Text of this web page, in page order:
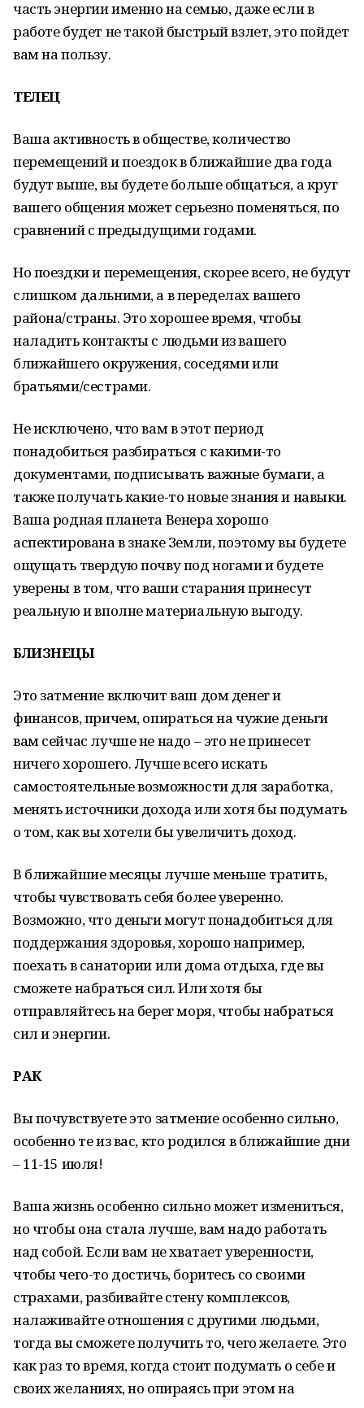
часть энергии именно на семью, даже если в
работе будет не такой быстрый взлет, это пойдет
вам на пользу.
ТЕЛЕЦ
Ваша активность в обществе, количество
перемещений и поездок в ближайшие два года
будут выше, вы будете больше общаться, а круг
вашего общения может серьезно поменяться, по
сравнений с предыдущими годами.
Но поездки и перемещения, скорее всего, не будут
слишком дальними, а в переделах вашего
района/страны. Это хорошее время, чтобы
наладить контакты с людьми из вашего
ближайшего окружения, соседями или
братьями/сестрами.
Не исключено, что вам в этот период
понадобиться разбираться с какими-то
документами, подписывать важные бумаги, а
также получать какие-то новые знания и навыки.
Ваша родная планета Венера хорошо
аспектирована в знаке Земли, поэтому вы будете
ощущать твердую почву под ногами и будете
уверены в том, что ваши старания принесут
реальную и вполне материальную выгоду.
БЛИЗНЕЦЫ
Это затмение включит ваш дом денег и
финансов, причем, опираться на чужие деньги
вам сейчас лучше не надо – это не принесет
ничего хорошего. Лучше всего искать
самостоятельные возможности для заработка,
менять источники дохода или хотя бы подумать
о том, как вы хотели бы увеличить доход.
В ближайшие месяцы лучше меньше тратить,
чтобы чувствовать себя более уверенно.
Возможно, что деньги могут понадобиться для
поддержания здоровья, хорошо например,
поехать в санатории или дома отдыха, где вы
сможете набраться сил. Или хотя бы
отправляйтесь на берег моря, чтобы набраться
сил и энергии.
РАК
Вы почувствуете это затмение особенно сильно,
особенно те из вас, кто родился в ближайшие дни
– 11-15 июля!
Ваша жизнь особенно сильно может измениться,
но чтобы она стала лучше, вам надо работать
над собой. Если вам не хватает уверенности,
чтобы чего-то достичь, боритесь со своими
страхами, разбивайте стену комплексов,
налаживайте отношения с другими людьми,
тогда вы сможете получить то, чего желаете. Это
как раз то время, когда стоит подумать о себе и
своих желаниях, но опираясь при этом на